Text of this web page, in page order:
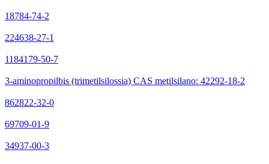
18784-74-2
224638-27-1
1184179-50-7
3-aminopropilbis (trimetilsilossia) CAS metilsilano: 42292-18-2
862822-32-0
69709-01-9
34937-00-3